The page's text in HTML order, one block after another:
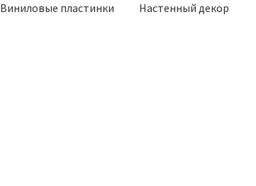
Виниловые пластинки Настенный декор